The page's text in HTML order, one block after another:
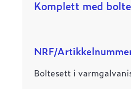
Komplett med
NRF/
Boltesett i